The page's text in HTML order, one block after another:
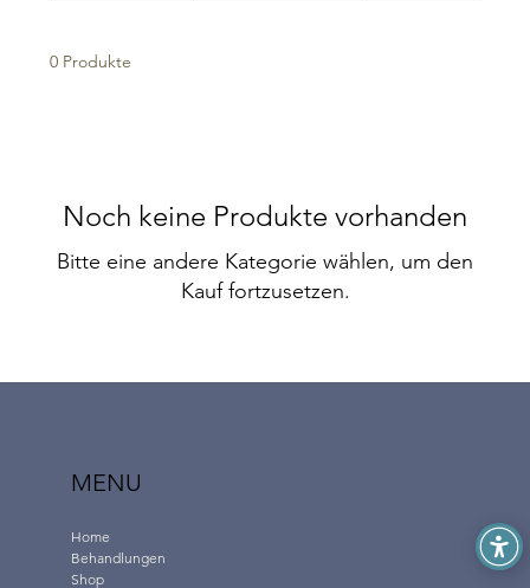
0 Produkte
Noch keine Produkte vorhanden
Bitte eine andere Kategorie wählen, um den
Kauf fortzusetzen.
MENU
Home
Behandlungen
Shop